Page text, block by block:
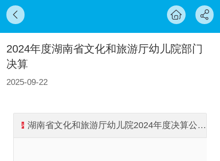
2024年度湖南省文化和旅游厅幼儿院部门
决算
2025-09-22
湖南省文化和旅游厅幼儿院2024年度决算公开-审批稿.ABUIABA9GAAg6vzDxgYovMjvYApdABUIABA9GAAg6vzDxgYovMjvYAf